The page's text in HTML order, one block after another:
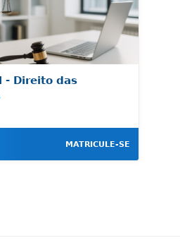
- Direito das
MATRICULE-SE